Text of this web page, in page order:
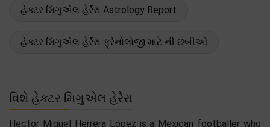
હેક્ટર મિગુએલ હેર્રેરા Astrology Report
હેક્ટર મિગુએલ હેર્રેરા ફ્રેનોલોજી માટે ની છબીઓ
વિશે હેક્ટર મિગુએલ હેર્રેરા
Hector Miguel Herrera López is a Mexican footballer who